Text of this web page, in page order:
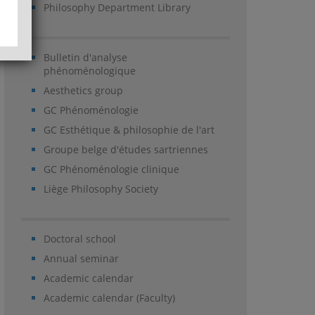
Philosophy Department Library
Bulletin d'analyse
phénoménologique
Aesthetics group
GC Phénoménologie
GC Esthétique & philosophie de l'art
Groupe belge d'études sartriennes
GC Phénoménologie clinique
Liège Philosophy Society
Doctoral school
Annual seminar
Academic calendar
Academic calendar (Faculty)